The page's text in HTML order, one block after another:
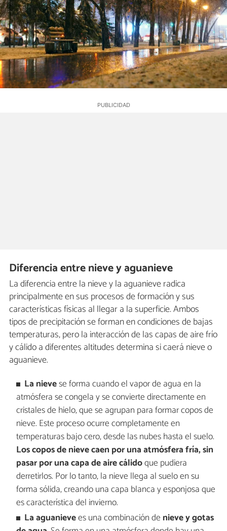
Diferencia entre nieve y aguanieve
La diferencia entre la nieve y la aguanieve radica
principalmente en sus procesos de formación y sus
características físicas al llegar a la superficie. Ambos
tipos de precipitación se forman en condiciones de bajas
temperaturas, pero la interacción de las capas de aire frío
y cálido a diferentes altitudes determina si caerá nieve o
aguanieve.
La nievese forma cuando el vapor de agua en la
atmósfera se congela y se convierte directamente en
cristales de hielo, que se agrupan para formar copos de
nieve. Este proceso ocurre completamente en
temperaturas bajo cero, desde las nubes hasta el suelo.
Los copos de nieve caen por una atmósfera fría, sin
pasar por una capa de aire cálidoque pudiera
derretirlos. Por lo tanto, la nieve llega al suelo en su
forma sólida, creando una capa blanca y esponjosa que
es característica del invierno.
La aguanievees una combinación de nieve y gotas